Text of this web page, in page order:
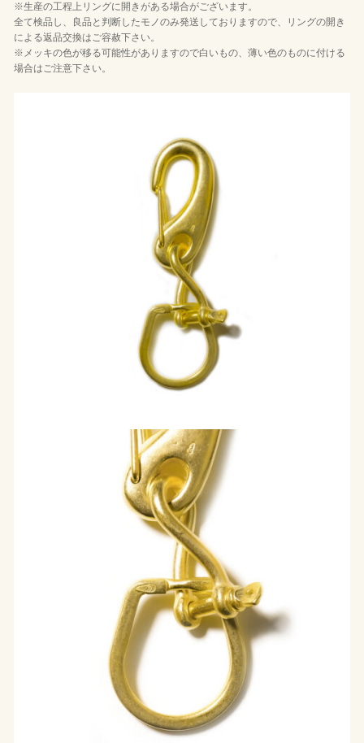
※生産の工程上リングに開きがある場合がございます。
全て検品し、良品と判断したモノのみ発送しておりますので、リングの開き
による返品交換はご容赦下さい。
※メッキの色が移る可能性がありますので白いもの、薄い色のものに付ける
場合はご注意下さい。